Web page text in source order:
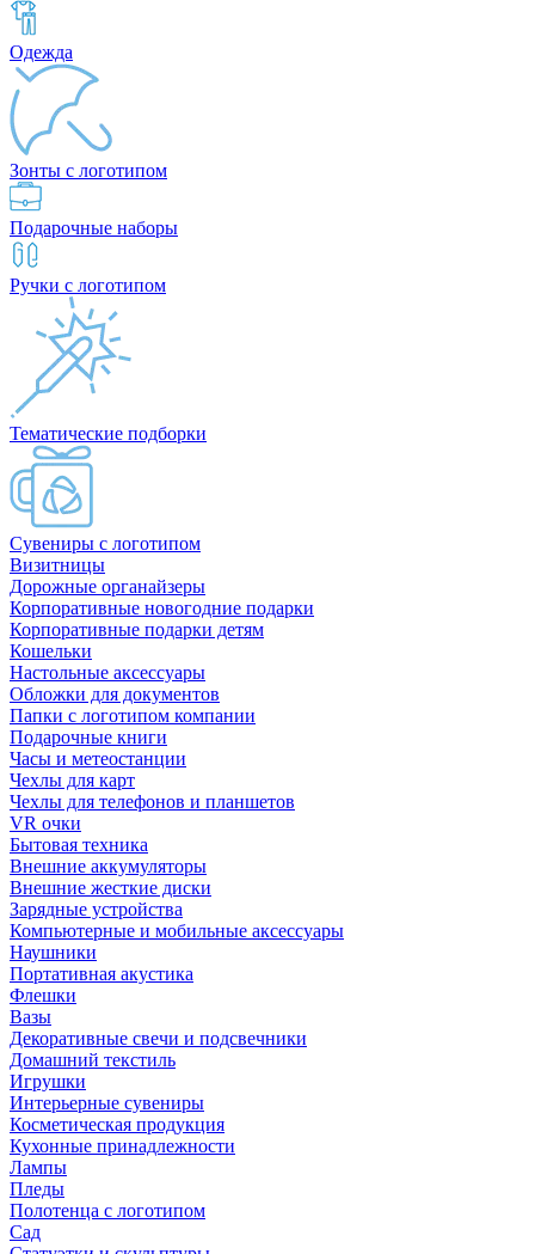
Одежда
Зонты с логотипом
Подарочные наборы
Ручки с логотипом
Тематические подборки
Сувениры с логотипом
Визитницы
Дорожные органайзеры
Корпоративные новогодние подарки
Корпоративные подарки детям
Кошельки
Настольные аксессуары
Обложки для документов
Папки с логотипом компании
Подарочные книги
Часы и метеостанции
Чехлы для карт
Чехлы для телефонов и планшетов
VR очки
Бытовая техника
Внешние аккумуляторы
Внешние жесткие диски
Зарядные устройства
Компьютерные и мобильные аксессуары
Наушники
Портативная акустика
Флешки
Вазы
Декоративные свечи и подсвечники
Домашний текстиль
Игрушки
Интерьерные сувениры
Косметическая продукция
Кухонные принадлежности
Лампы
Пледы
Полотенца с логотипом
Сад